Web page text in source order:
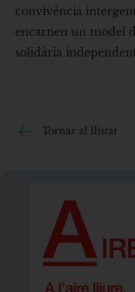
convivència
encarnen un model
solidària
Tornar al llistat